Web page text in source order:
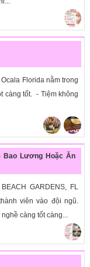
Florida nằm trong
càng tốt. - Tiệm không
Bao Lương Hoặc Ăn
GARDENS, FL
viên vào đội ngũ.
càng tốt càng...